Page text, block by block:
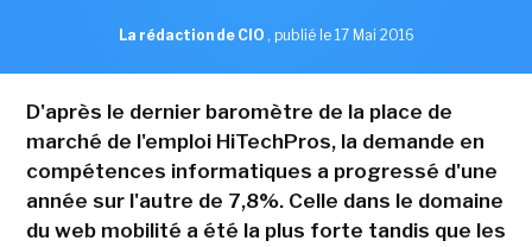
La rédaction de CIO , publié le 17 Mai 2016
D'après le dernier baromètre de la place de
marché de l'emploi HiTechPros, la demande en
compétences informatiques a progressé d'une
année sur l'autre de 7,8%. Celle dans le domaine
du web mobilité a été la plus forte tandis que les